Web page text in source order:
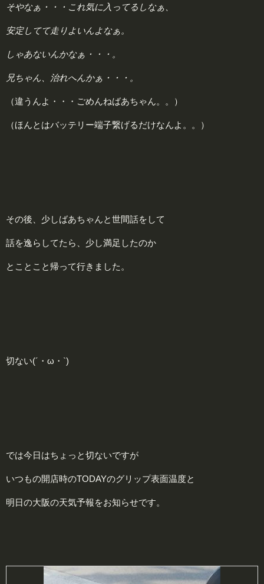
そやなぁ・・・これ気に入ってるしなぁ、
安定してて走りよいんよなぁ。
しゃあないんかなぁ・・・。
兄ちゃん、治れへんかぁ・・・。
（違うんよ・・・ごめんねばあちゃん。。）
（ほんとはバッテリー端子繋げるだけなんよ。。）
その後、少しばあちゃんと世間話をして
話を逸らしてたら、少し満足したのか
とことこと帰って行きました。
切ない(´・ω・`)
では今日はちょっと切ないですが
いつもの開店時のTODAYのグリップ表面温度と
明日の大阪の天気予報をお知らせです。